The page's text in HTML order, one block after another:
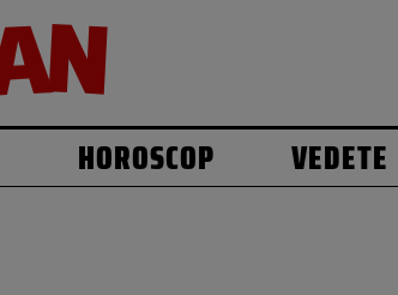
HOROSCOP VEDETE